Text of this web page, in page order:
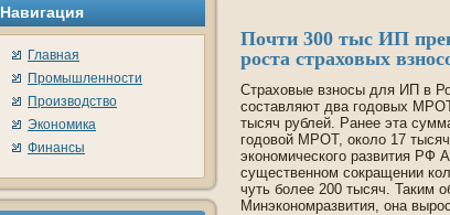
Навигация
Главная
Промышленности
Производство
Экономика
Финансы
Почти 300 тыс ИП
роста страховых
Страховые взносы для ИП в
составляют два годовых
тысяч рублей. Ранее эта
годовой МРОТ, около 17
экономического развития РФ
существе­нном сокращении
чуть более 200 тысяч. Таким
Минэкономразвития, она